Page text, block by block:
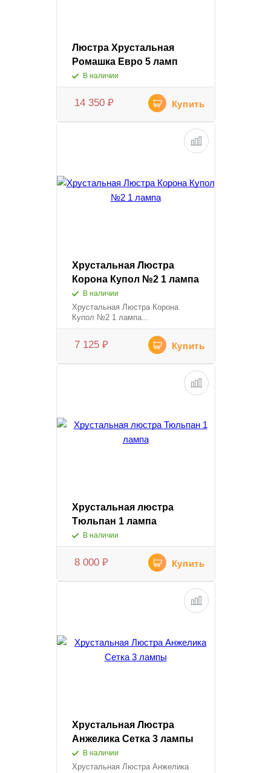
Люстра Хрустальная
Ромашка Евро 5 ламп
В наличии
14 350 ₽ Купить
Хрустальная Люстра
Корона Купол №2 1 лампа
В наличии
Хрустальная Люстра Корона
Купол №2 1 лампа...
7 125 ₽ Купить
Хрустальная люстра
Тюльпан 1 лампа
В наличии
8 000 ₽ Купить
Хрустальная Люстра
Анжелика Сетка 3 лампы
В наличии
Хрустальная Люстра Анжелика